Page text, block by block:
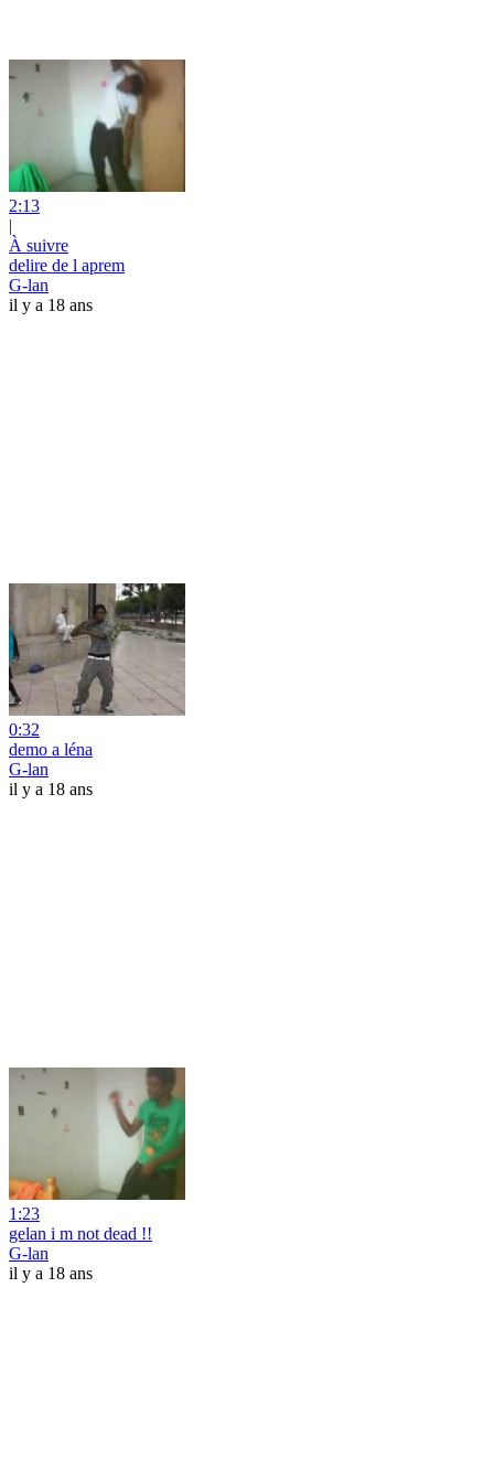
2:13
|
À suivre
delire de l aprem
G-lan
il y a 18 ans
0:32
demo a léna
G-lan
il y a 18 ans
1:23
gelan i m not dead !!
G-lan
il y a 18 ans